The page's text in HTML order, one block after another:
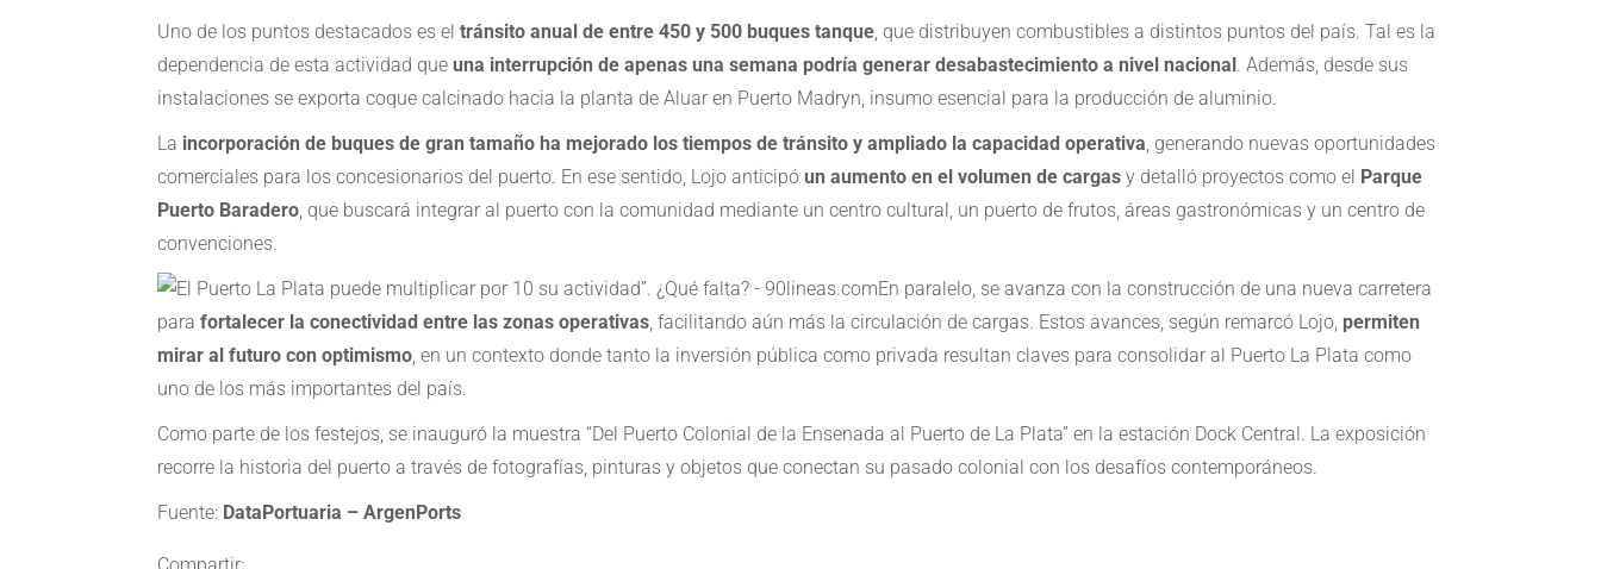
Uno de los puntos destacados es el tránsito anual de entre 450 y 500 buques tanque, que distribuyen combustibles a distintos puntos del país. Tal es la
dependencia de esta actividad que una interrupción de apenas una semana podría generar desabastecimiento a nivel nacional. Además, desde sus
instalaciones se exporta coque calcinado hacia la planta de Aluar en Puerto Madryn, insumo esencial para la producción de aluminio.
La incorporación de buques de gran tamaño ha mejorado los tiempos de tránsito y ampliado la capacidad operativa, generando nuevas oportunidades
comerciales para los concesionarios del puerto. En ese sentido, Lojo anticipó un aumento en el volumen de cargas y detalló proyectos como el Parque
Puerto Baradero, que buscará integrar al puerto con la comunidad mediante un centro cultural, un puerto de frutos, áreas gastronómicas y un centro de
convenciones.
En paralelo, se avanza con la construcción de una nueva carretera
para fortalecer la conectividad entre las zonas operativas, facilitando aún más la circulación de cargas. Estos avances, según remarcó Lojo, permiten
mirar al futuro con optimismo, en un contexto donde tanto la inversión pública como privada resultan claves para consolidar al Puerto La Plata como
uno de los más importantes del país.
Como parte de los festejos, se inauguró la muestra “Del Puerto Colonial de la Ensenada al Puerto de La Plata” en la estación Dock Central. La exposición
recorre la historia del puerto a través de fotografías, pinturas y objetos que conectan su pasado colonial con los desafíos contemporáneos.
Fuente: DataPortuaria – ArgenPorts